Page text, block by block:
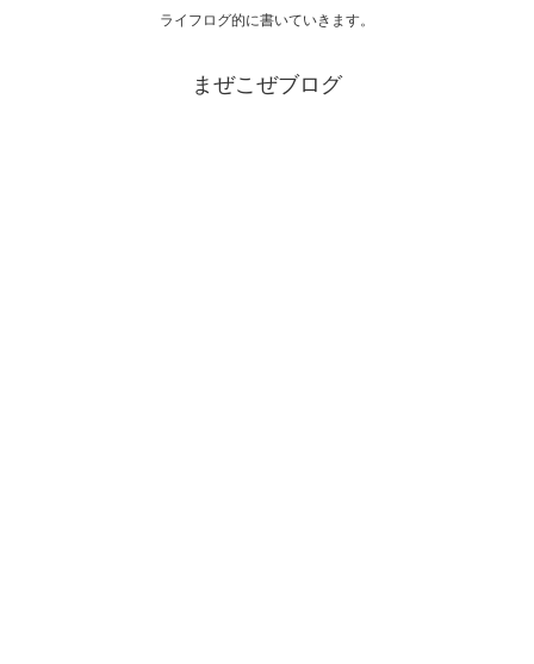
ライフログ的に書いていきます。
まぜこぜブログ